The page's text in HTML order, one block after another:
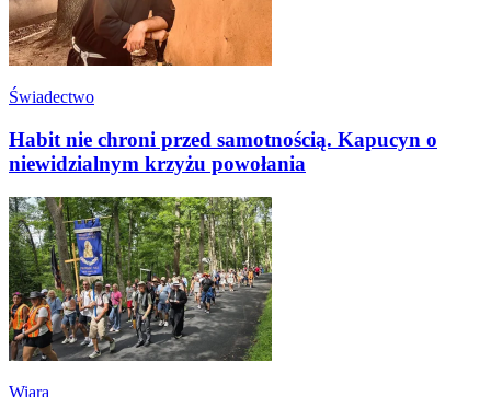
Świadectwo
Habit nie chroni przed samotnością. Kapucyn o
niewidzialnym krzyżu powołania
Wiara